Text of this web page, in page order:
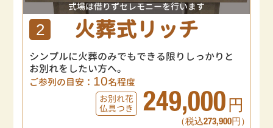
式場は借りずセレモニーを行います
2 火葬式リッチ
シンプルに火葬のみでもできる限りしっかりと
お別れをしたい方へ。
ご参列の目安： 10名程度
お別れ花
仏具つき
249,000 円
（税込273,900円）